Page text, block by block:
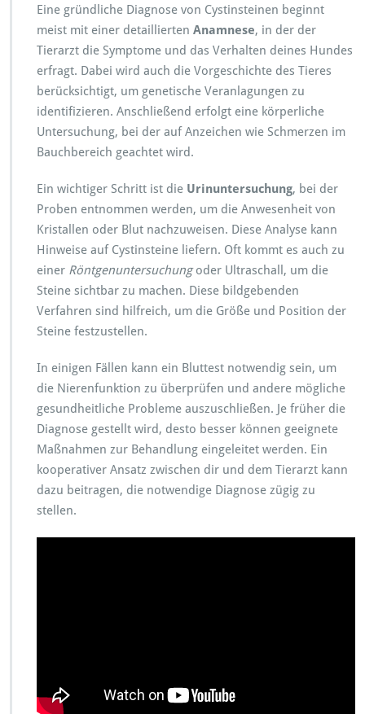
Eine gründliche Diagnose von Cystinsteinen beginnt
meist mit einer detaillierten Anamnese, in der der
Tierarzt die Symptome und das Verhalten deines Hundes
erfragt. Dabei wird auch die Vorgeschichte des Tieres
berücksichtigt, um genetische Veranlagungen zu
identifizieren. Anschließend erfolgt eine körperliche
Untersuchung, bei der auf Anzeichen wie Schmerzen im
Bauchbereich geachtet wird.
Ein wichtiger Schritt ist die Urinuntersuchung, bei der
Proben entnommen werden, um die Anwesenheit von
Kristallen oder Blut nachzuweisen. Diese Analyse kann
Hinweise auf Cystinsteine liefern. Oft kommt es auch zu
einer Röntgenuntersuchungoder Ultraschall, um die
Steine sichtbar zu machen. Diese bildgebenden
Verfahren sind hilfreich, um die Größe und Position der
Steine festzustellen.
In einigen Fällen kann ein Bluttest notwendig sein, um
die Nierenfunktion zu überprüfen und andere mögliche
gesundheitliche Probleme auszuschließen. Je früher die
Diagnose gestellt wird, desto besser können geeignete
Maßnahmen zur Behandlung eingeleitet werden. Ein
kooperativer Ansatz zwischen dir und dem Tierarzt kann
dazu beitragen, die notwendige Diagnose zügig zu
stellen.